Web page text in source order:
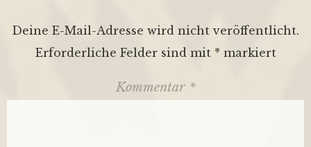
Deine E-Mail-Adresse wird nicht veröffentlicht.
Erforderliche Felder sind mit * markiert
Kommentar *